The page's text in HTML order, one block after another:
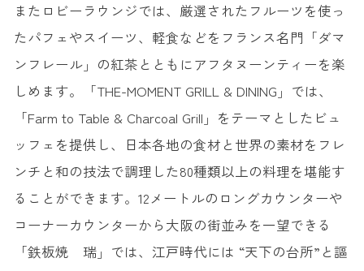
またロビーラウンジでは、厳選されたフルーツを使っ
たパフェやスイーツ、軽食などをフランス名門「ダマ
ンフレール」の紅茶とともにアフタヌーンティーを楽
しめます。「THE-MOMENT GRILL & DINING」では、
「Farm to Table & Charcoal Grill」をテーマとしたビュ
ッフェを提供し、日本各地の食材と世界の素材をフレ
ンチと和の技法で調理した80種類以上の料理を堪能す
ることができます。12メートルのロングカウンターや
コーナーカウンターから大阪の街並みを一望できる
「鉄板焼 瑞」では、江戸時代には “天下の台所”と謳